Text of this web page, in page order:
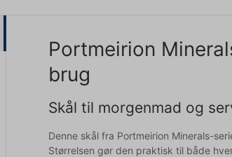
Portmeirion
brug
Skål til morgenmad og
Denne skål fra Portmeirion Minerals-
Størrelsen gør den praktisk til både